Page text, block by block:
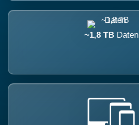
~1,8 TB Daten